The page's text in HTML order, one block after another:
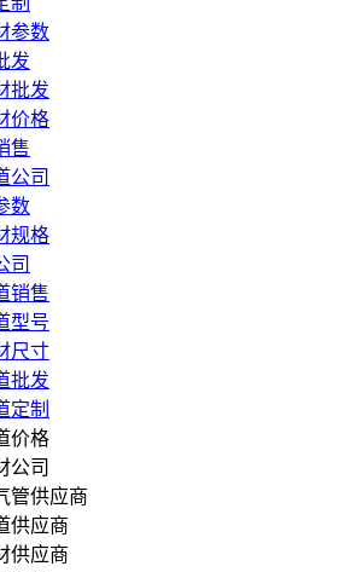
参数
发
批发
价格
售
公司
数
规格
司
销售
型号
尺寸
批发
定制
价格
公司
管供应商
供应商
供应商